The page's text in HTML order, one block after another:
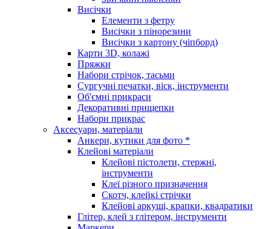
Висічки
Елементи з фетру
Висічки з пінорезини
Висічки з картону (чіпборд)
Карти 3D, колажі
Пряжки
Набори стрічок, тасьми
Сургучні печатки, віск, інструменти
Об'ємні прикраси
Декоративні прищепки
Набори прикрас
Аксесуари, матеріали
Анкери, кутики для фото *
Клейові матеріали
Клейові пістолети, стержні,
інструменти
Клеї різного призначення
Скотч, клейкі стрічки
Клейові аркуші, крапки, квадратики
Глітер, клей з глітером, інструменти